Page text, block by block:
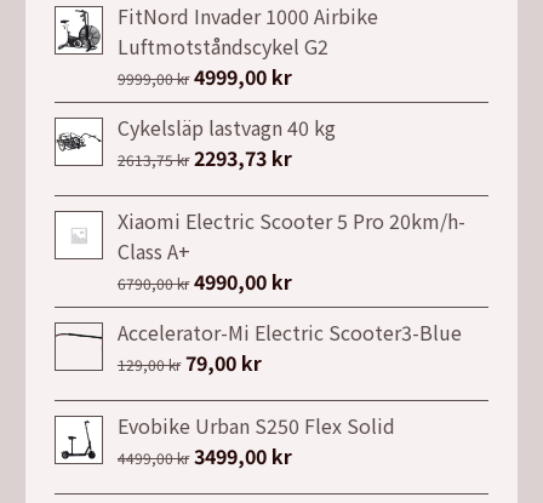
FitNord Invader 1000 Airbike
Luftmotståndscykel G2
9999,00kr Det
ursprungliga
priset
var:
9999,00 kr.
4999,00 krDet
nuvarande
priset
är:
4999,00 kr.
Cykelsläp lastvagn 40 kg
2613,75kr Det
ursprungliga
priset
2613,75 kr.
2293,73 krDet
nuvarande
priset
2293,73 kr.
Xiaomi Electric Scooter 5 Pro 20km/h-
Class A+
6790,00kr Det
ursprungliga
priset
var:
6790,00 kr.
4990,00 krDet
nuvarande
priset
4990,00 kr.
Accelerator-Mi Electric Scooter3-Blue
129,00kr Det
ursprungliga
priset
var:
79,00 krDet
nuvarande
priset
är:
Evobike Urban S250 Flex Solid
4499,00kr Det
ursprungliga
3499,00 krDet
nuvarande